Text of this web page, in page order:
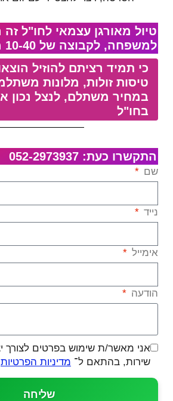
טיול מאורגן עצמאי לחו"ל
למשפחה, לקבוצה של 10-40 משתתפים​
כי תמיד רציתם להוזיל
טיסות זולות, מלונות
במחיר משתלם, לנצל נכון
בחו"ל
התקשרו כעת: 052-2973937
שם
נייד
אימייל
הודעה
אני מאשר/ת שימוש בפרטים לצורך
שירות, בהתאם ל־ מדיניות הפרטיות
שליחה